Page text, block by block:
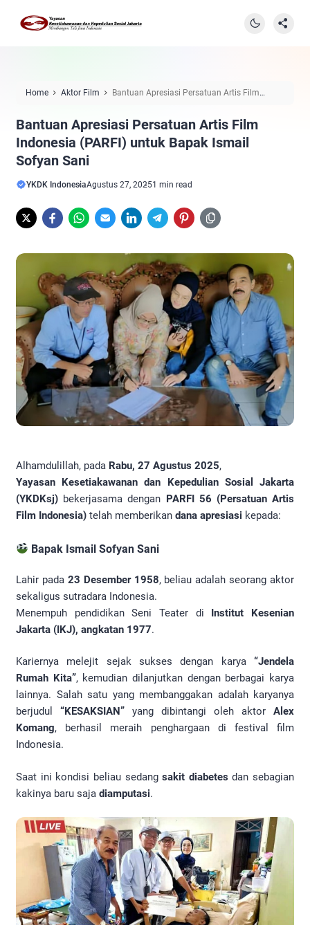
Home Aktor Film
Bantuan Apresiasi Persatuan Artis Film
Bantuan Apresiasi Persatuan Artis Film
Indonesia (PARFI) untuk Bapak Ismail
Sofyan Sani
YKDK IndonesiaAgustus 27, 20251 min read
Alhamdulillah, pada Rabu, 27 Agustus 2025,
Yayasan Kesetiakawanan dan Kepedulian Sosial Jakarta
(YKDKsj) bekerjasama dengan PARFI 56 (Persatuan Artis
Film Indonesia) telah memberikan dana apresiasi kepada:
Bapak Ismail Sofyan Sani
Lahir pada 23 Desember 1958, beliau adalah seorang aktor
sekaligus sutradara Indonesia.
Menempuh pendidikan Seni Teater di Institut Kesenian
Jakarta (IKJ), angkatan 1977.
Kariernya melejit sejak sukses dengan karya “Jendela
Rumah Kita”, kemudian dilanjutkan dengan berbagai karya
lainnya. Salah satu yang membanggakan adalah karyanya
berjudul “KESAKSIAN” yang dibintangi oleh aktor Alex
Komang, berhasil meraih penghargaan di festival film
Indonesia.
Saat ini kondisi beliau sedangsakit diabetes dan sebagian
kakinya baru saja diamputasi.